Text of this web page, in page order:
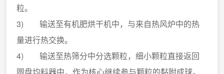
粒。
3) 输送至有机肥烘干机中，与来自热风炉中的热
量进行热交换。
4) 输送至热筛分中分选颗粒，细小颗粒直接返回